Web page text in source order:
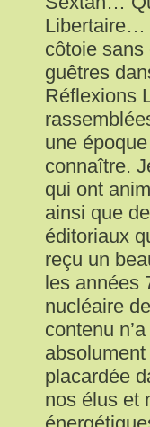
Libertaire…
côtoie sans
guêtres
Réflexions
une
connaître.
qui ont
ainsi que
éditoriaux
reçu un
les années
nucléaire
contenu
placardée
nos élus et